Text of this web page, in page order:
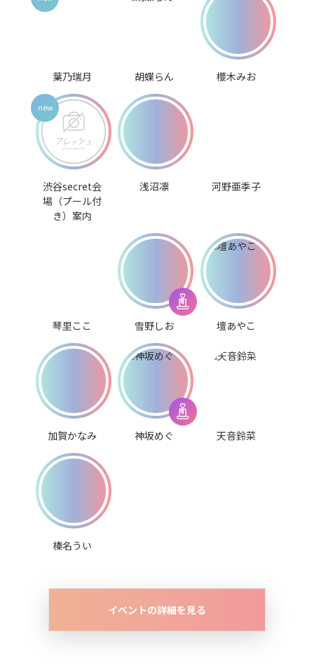
葉乃瑞月 胡蝶らん 櫻木みお
渋谷secret会
場（プール付
き）案内
浅沼凛 河野亜季子
琴里ここ 雪野しお 壇あやこ
加賀かなみ 神坂めぐ 天音鈴菜
榛名うい
イベントの詳細を見る